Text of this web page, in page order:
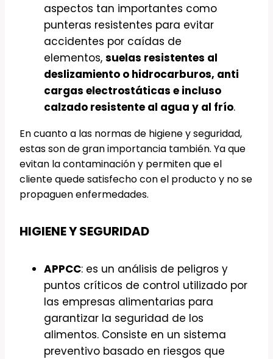
aspectos tan importantes como
punteras resistentes para evitar
accidentes por caídas de
elementos, suelas resistentes al
deslizamiento o hidrocarburos, anti
cargas electrostáticas e incluso
calzado resistente al agua y al frío.
En cuanto a las normas de higiene y seguridad,
estas son de gran importancia también. Ya que
evitan la contaminación y permiten que el
cliente quede satisfecho con el producto y no se
propaguen enfermedades.
HIGIENE Y SEGURIDAD
APPCC: es un análisis de peligros y
puntos críticos de control utilizado por
las empresas alimentarias para
garantizar la seguridad de los
alimentos. Consiste en un sistema
preventivo basado en riesgos que